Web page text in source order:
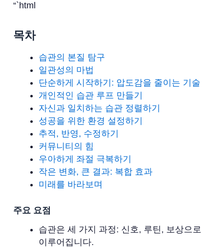
“`html
목차
습관의 본질 탐구
일관성의 마법
단순하게 시작하기: 압도감을 줄이는 기술
개인적인 습관 루프 만들기
자신과 일치하는 습관 정렬하기
성공을 위한 환경 설정하기
추적, 반영, 수정하기
커뮤니티의 힘
우아하게 좌절 극복하기
작은 변화, 큰 결과: 복합 효과
미래를 바라보며
주요 요점
습관은 세 가지 과정: 신호, 루틴, 보상으로
이루어집니다.